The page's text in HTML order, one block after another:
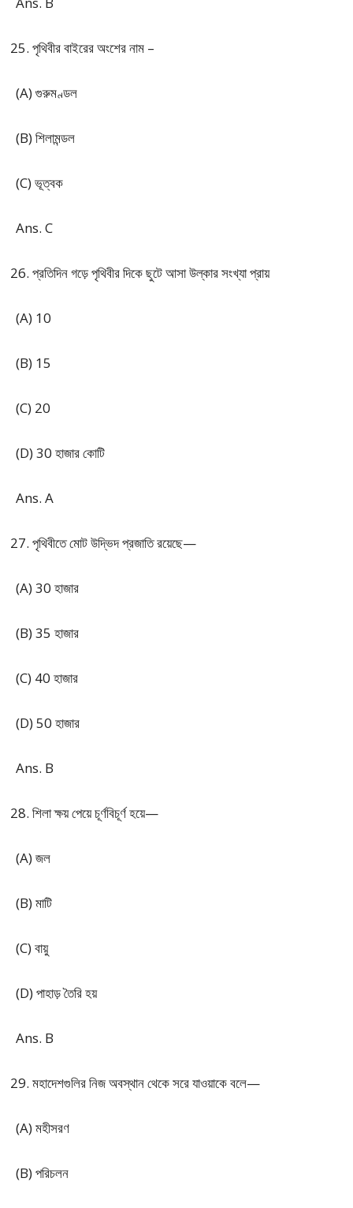
পৃথিবীর বাইরের অংশের নাম –
(A) গুরুমণ্ডল
(B) শিলামন্ডল
(C) ভূত্বক
Ans. C
প্রতিদিন গড়ে পৃথিবীর দিকে ছুটে আসা উল্কার সংখ্যা প্রায়
(A) 10
(B) 15
(C) 20
(D) 30 হাজার কোটি
Ans. A
পৃথিবীতে মোট উদ্ভিদ প্রজাতি রয়েছে—
(A) 30 হাজার
(B) 35 হাজার
(C) 40 হাজার
(D) 50 হাজার
Ans. B
শিলা ক্ষয় পেয়ে চূর্ণবিচূর্ণ হয়ে—
(A) জল
(B) মাটি
(C) বায়ু
(D) পাহাড় তৈরি হয়
Ans. B
মহাদেশগুলির নিজ অবস্থান থেকে সরে যাওয়াকে বলে—
(A) মহীসরণ
(B) পরিচলন